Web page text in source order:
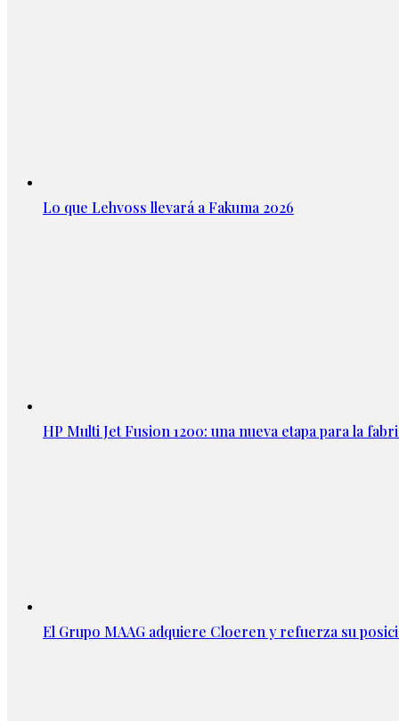
Lo que Lehvoss llevará a Fakuma 2026
HP Multi Jet Fusion 1200: una nueva etapa para la
El Grupo MAAG adquiere Cloeren y refuerza su